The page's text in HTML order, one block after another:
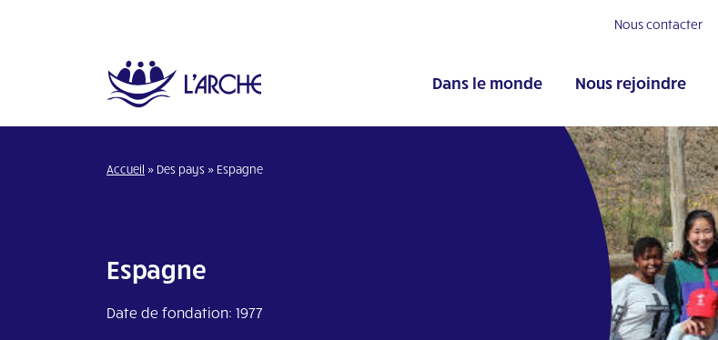
Nous contacter
Dans le monde Nous rejoindre
Accueil » Des pays » Espagne
Espagne
Date de fondation: 1977